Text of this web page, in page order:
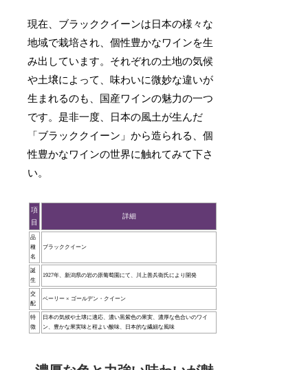
現在、ブラッククイーンは日本の様々な
地域で栽培され、個性豊かなワインを生
み出しています。それぞれの土地の気候
や土壌によって、味わいに微妙な違いが
生まれるのも、国産ワインの魅力の一つ
です。是非一度、日本の風土が生んだ
「ブラッククイーン」から造られる、個
性豊かなワインの世界に触れてみて下さ
い。
項
目
詳細
品
種
名
ブラッククイーン
誕
生
1927年、新潟県の岩の原葡萄園にて、川上善兵衛氏により開発
交
配
ベーリー × ゴールデン・クイーン
特
徴
日本の気候や土壌に適応、濃い黒紫色の果実、濃厚な色合いのワイ
ン、豊かな果実味と程よい酸味、日本的な繊細な風味